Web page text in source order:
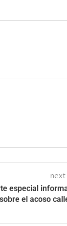
especial
sobre el acoso